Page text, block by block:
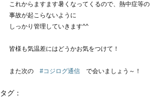
これからますます暑くなってくるので、熱中症等の
事故が起こらないように
しっかり管理していきます^^
皆様も気温差にはどうかお気をつけて！
また次の #コジログ通信 で会いましょう～！
タグ：